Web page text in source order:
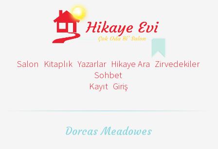
Salon Kitaplık Yazarlar Hikaye Ara Zirvedekiler
Sohbet
Kayıt Giriş
Dorcas Meadowes